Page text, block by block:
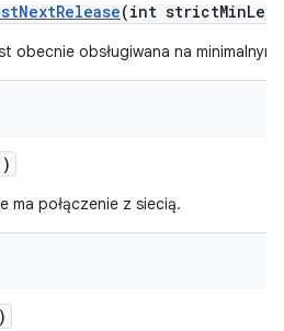
NextRelease(int strictMin
obecnie obsługiwana na minimalnym
ma połączenie z siecią.